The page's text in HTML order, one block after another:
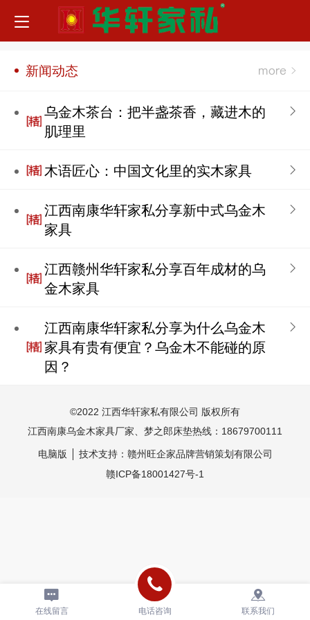
新闻动态
乌金木茶台：把半盏茶香，藏进木的
肌理里
​木语匠心：中国文化里的实木家具
江西南康华轩家私分享新中式乌金木
家具
江西赣州华轩家私分享百年成材的乌
金木家具
江西南康华轩家私分享为什么乌金木
家具有贵有便宜？乌金木不能碰的原
因？
©2022 江西华轩家私有限公司 版权所有
江西南康乌金木家具厂家、梦之郎床垫热线：18679700111
电脑版 技术支持： 赣州旺企家品牌营销策划有限公司
赣ICP备18001427号-1
在线留言 电话咨询 联系我们